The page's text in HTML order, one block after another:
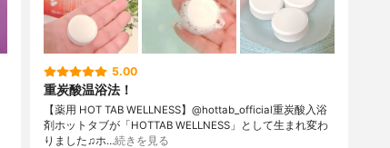
5.00
重炭酸温浴法！
【薬用 HOT TAB WELLNESS】@hottab_official重炭酸入浴
剤ホットタブが「HOTTAB WELLNESS」として生まれ変わ
りました♫ホ…続きを見る